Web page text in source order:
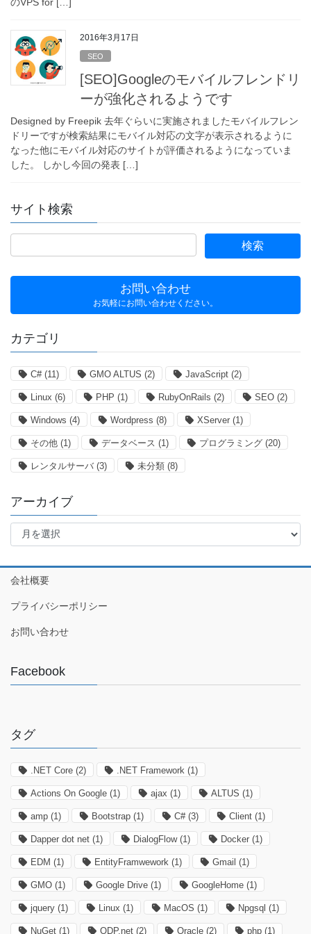
のVPS for […]
2016年3月17日
SEO
[SEO]Googleのモバイルフレンドリ
ーが強化されるようです
Designed by Freepik 去年ぐらいに実施されましたモバイルフレン
ドリーですが検索結果にモバイル対応の文字が表示されるように
なった他にモバイル対応のサイトが評価されるようになっていま
した。 しかし今回の発表 […]
サイト検索
お問い合わせ
お気軽にお問い合わせください。
カテゴリ
C#(11) GMO ALTUS (2) JavaScript (2)
Linux (6) PHP (1) RubyOnRails (2) SEO (2)
Windows (4) Wordpress (8) XServer (1)
その他 (1) データベース (1) プログラミング (20)
レンタルサーバ (3) 未分類 (8)
アーカイブ
ア
イ
ブ
会社概要
プライバシーポリシー
お問い合わせ
Facebook
タグ
.NET Core (2) .NET Framework (1)
Actions On Google (1) ajax (1) ALTUS (1)
amp (1) Bootstrap (1) C#(3) Client (1)
Dapper dot net (1) DialogFlow(1) Docker (1)
EDM (1) EntityFramwework (1) Gmail (1)
GMO (1) Google Drive (1) GoogleHome (1)
jquery (1) Linux (1) MacOS (1) Npgsql (1)
NuGet (1) ODP.net (2) Oracle (2) php (1)